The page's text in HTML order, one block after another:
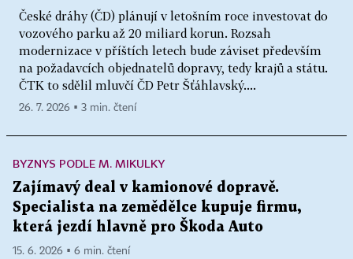
České dráhy (ČD) plánují v letošním roce investovat do
vozového parku až 20 miliard korun. Rozsah
modernizace v příštích letech bude záviset především
na požadavcích objednatelů dopravy, tedy krajů a státu.
ČTK to sdělil mluvčí ČD Petr Šťáhlavský....
26. 7. 2026 ▪ 3 min. čtení
BYZNYS PODLE M. MIKULKY
Zajímavý deal v kamionové dopravě.
Specialista na zemědělce kupuje firmu,
která jezdí hlavně pro Škoda Auto
15. 6. 2026 ▪ 6 min. čtení